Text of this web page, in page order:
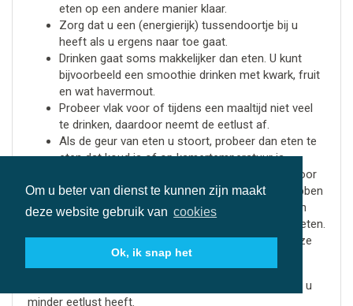
Om u beter van dienst te kunnen zijn maakt
deze website gebruik van cookies
Ok, ik snap het
eten op een andere manier klaar.
Zorg dat u een (energierijk) tussendoortje bij u
heeft als u ergens naar toe gaat.
Drinken gaat soms makkelijker dan eten. U kunt
bijvoorbeeld een smoothie drinken met kwark, fruit
en wat havermout.
Probeer vlak voor of tijdens een maaltijd niet veel
te drinken, daardoor neemt de eetlust af.
Als de geur van eten u stoort, probeer dan eten te
eten dat koud is of op kamertemperatuur is.
Maak de maaltijden zo ontspannen mogelijk. Voor
sommige mensen is het fijn om afleiding te hebben
van de televisie, muziek of gezelschap. Anderen
vinden het juist fijn om in een rustige ruimte te eten.
Bespreek uw klachten met uw zorgverlener. Deze
gaat samen met u bekijken wat er mogelijk is.
voor meer adviezen over wat u kunt doen als u
minder eetlust heeft.